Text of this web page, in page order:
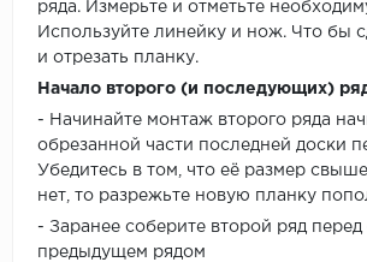
ряда. Измерьте и отметьте
Используйте линейку и нож. Что бы
и отрезать планку.
Начало второго (и последующих)
- Начинайте монтаж второго ряда
обрезанной части последней доски
Убедитесь в том, что её размер
нет, то разрежьте новую планку
- Заранее соберите второй ряд
предыдущем рядом